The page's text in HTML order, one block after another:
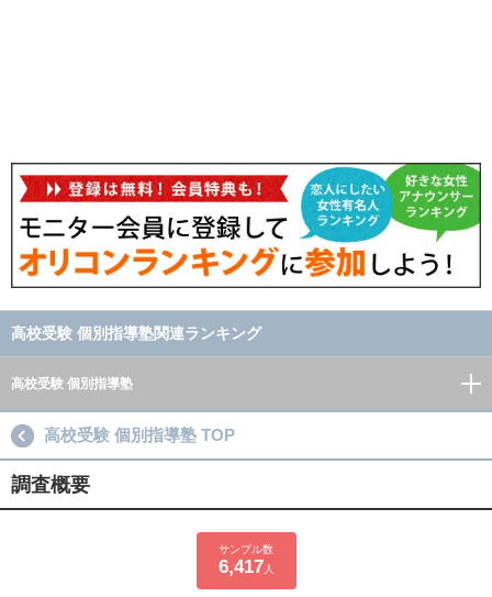
高校受験 個別指導塾関連ランキング
高校受験 個別指導塾
高校受験 個別指導塾 TOP
調査概要
サンプル数
6,417 人